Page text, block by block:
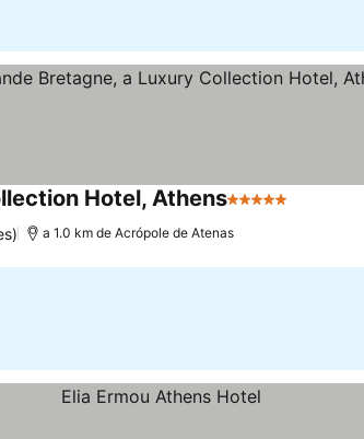
Hotel, Athens5 Estrelas
a 1.0 km de Acrópole de Atenas